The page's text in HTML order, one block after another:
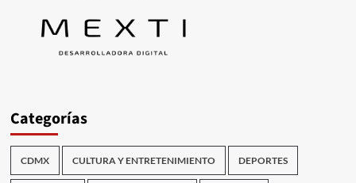
Categorías
CDMX CULTURA Y ENTRETENIMIENTO DEPORTES